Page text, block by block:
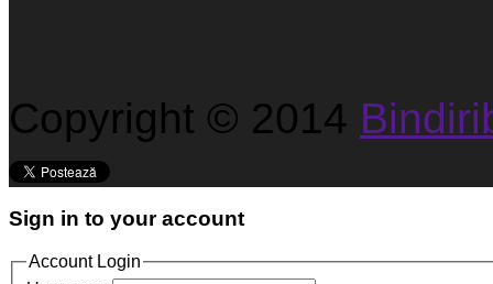
Copyright © 2014
Sign in to your account
Account Login